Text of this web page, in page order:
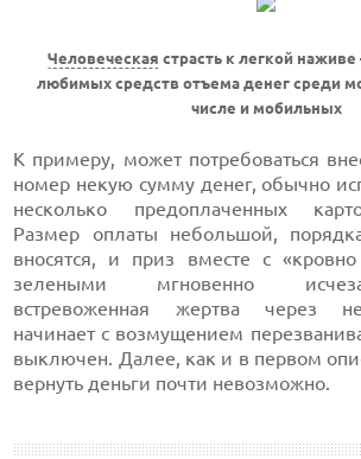
Человеческая страсть к легкой
любимых средств отъема денег среди
числе и мобильных
К примеру, может потребоваться
номер некую сумму денег, обычно
несколько предоплаченных
Размер оплаты небольшой,
вносятся, и приз вместе с
зелеными мгновенно
встревоженная жертва через
начинает с возмущением
выключен. Далее, как и в первом
вернуть деньги почти невозможно.